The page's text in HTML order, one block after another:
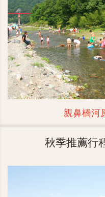
親鼻橋河
秋季推薦行